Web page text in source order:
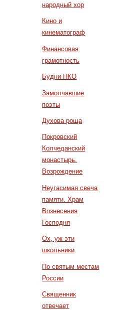
народный хор
Кино и
кинематограф
Финансовая
грамотность
Будни НКО
Замолчавшие
поэты
Духова роща
Покровский
Колчеданский
монастырь.
Возрождение
Неугасимая свеча
памяти. Храм
Вознесения
Господня
Ох, уж эти
школьники
По святым местам
России
Священник
отвечает